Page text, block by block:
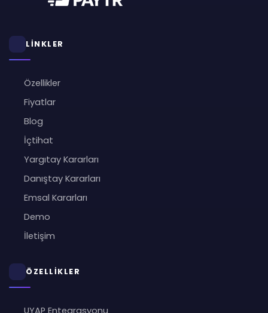
LİNKLER
Özellikler
Fiyatlar
Blog
İçtihat
Yargıtay Kararları
Danıştay Kararları
Emsal Kararları
Demo
İletişim
ÖZELLİKLER